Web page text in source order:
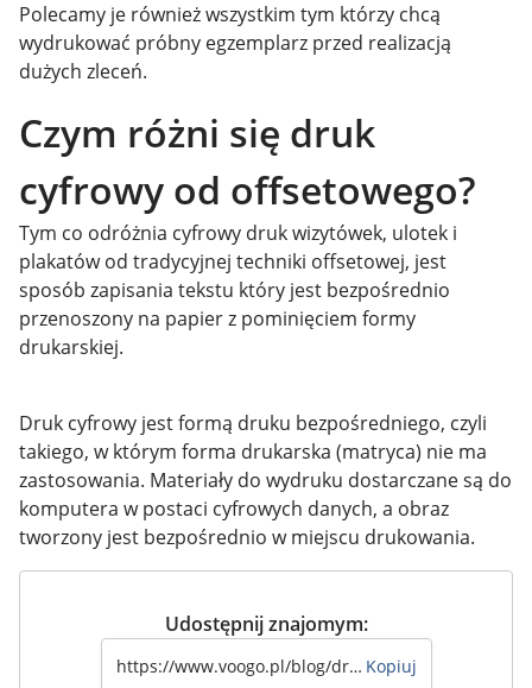
Polecamy je również wszystkim tym którzy chcą
wydrukować próbny egzemplarz przed realizacją
dużych zleceń.
Czym różni się druk
cyfrowy od offsetowego?
Tym co odróżnia cyfrowy druk wizytówek, ulotek i
plakatów od tradycyjnej techniki offsetowej, jest
sposób zapisania tekstu który jest bezpośrednio
przenoszony na papier z pominięciem formy
drukarskiej.
Druk cyfrowy jest formą druku bezpośredniego, czyli
takiego, w którym forma drukarska (matryca) nie ma
zastosowania. Materiały do wydruku dostarczane są do
komputera w postaci cyfrowych danych, a obraz
tworzony jest bezpośrednio w miejscu drukowania.
Udostępnij znajomym:
Kopiuj